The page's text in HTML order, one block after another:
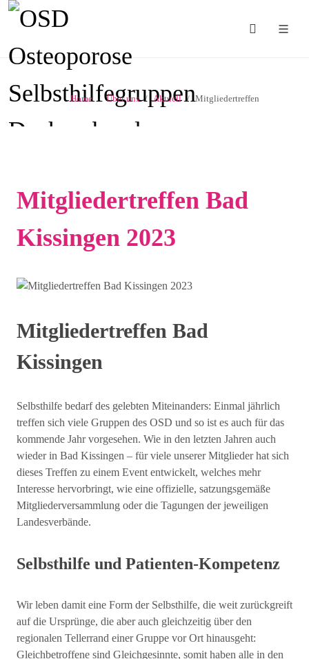
Home Über uns Aktuell Mitgliedertreffen
Mitgliedertreffen Bad
Kissingen 2023
Mitgliedertreffen Bad
Kissingen
Selbsthilfe bedarf des gelebten Miteinanders: Einmal jährlich
treffen sich viele Gruppen des OSD und so ist es auch für das
kommende Jahr vorgesehen. Wie in den letzten Jahren auch
wieder in Bad Kissingen – für viele unserer Mitglieder hat sich
dieses Treffen zu einem Event entwickelt, welches mehr
Interesse hervorbringt, wie eine offizielle, satzungsgemäße
Mitgliederversammlung oder die Tagungen der jeweiligen
Landesverbände.
Selbsthilfe und Patienten-Kompetenz
Wir leben damit eine Form der Selbsthilfe, die weit zurückgreift
auf die Ursprünge, die aber auch gleichzeitig über den
regionalen Tellerrand einer Gruppe vor Ort hinausgeht:
Gleichbetroffene sind Gleichgesinnte, somit haben alle in den